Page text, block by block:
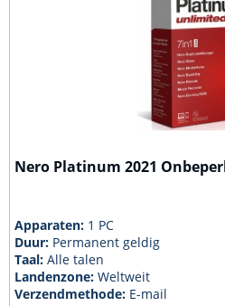
Nero Platinum 2021
Apparaten: 1 PC
Duur: Permanent geldig
Taal:Alle talen
Landenzone:Weltweit
Verzendmethode: E-mail